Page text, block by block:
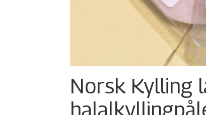
Norsk Kylling